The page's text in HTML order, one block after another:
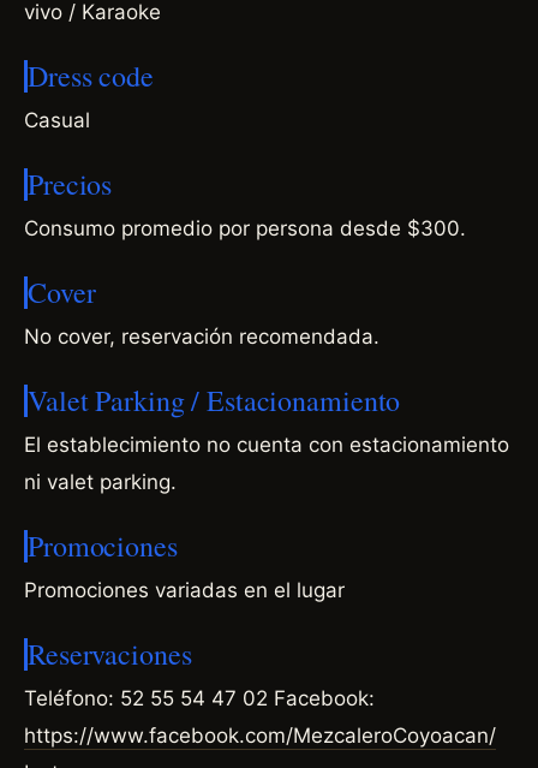
vivo / Karaoke
Dress code
Casual
Precios
Consumo promedio por persona desde $300.
Cover
No cover, reservación recomendada.
Valet Parking / Estacionamiento
El establecimiento no cuenta con estacionamiento
ni valet parking.
Promociones
Promociones variadas en el lugar
Reservaciones
Teléfono: 52 55 54 47 02 Facebook:
https://www.facebook.com/MezcaleroCoyoacan/